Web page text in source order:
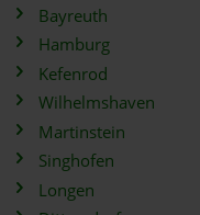
Bayreuth
Hamburg
Kefenrod
Wilhelmshaven
Martinstein
Singhofen
Longen